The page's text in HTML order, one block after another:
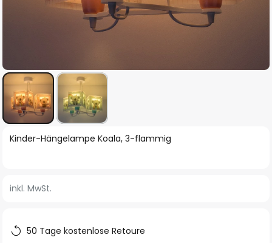
Zum
springen
Kinder-Hängelampe Koala, 3-flammig
inkl. MwSt.
50 Tage kostenlose Retoure